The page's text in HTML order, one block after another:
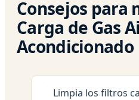
Consejos para
Carga de Gas
Acondicionado
Limpia los filtros